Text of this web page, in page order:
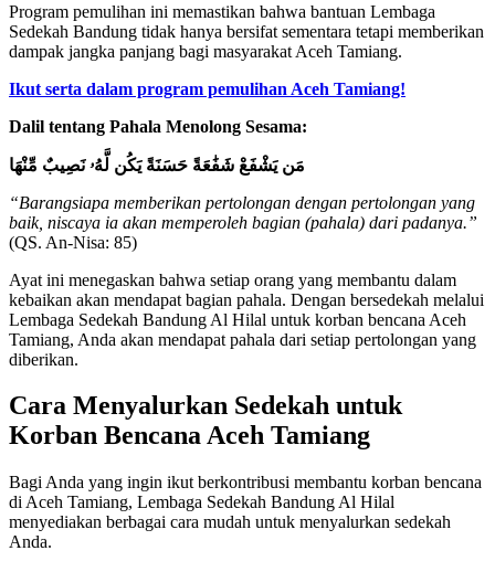
Program pemulihan ini memastikan bahwa bantuan Lembaga
Sedekah Bandung tidak hanya bersifat sementara tetapi memberikan
dampak jangka panjang bagi masyarakat Aceh Tamiang.
Ikut serta dalam program pemulihan Aceh Tamiang!
Dalil tentang Pahala Menolong Sesama:
مَن يَشْفَعْ شَفَٰعَةً حَسَنَةً يَكُن لَّهُۥ نَصِيبٌ مِّنْهَا
“Barangsiapa memberikan pertolongan dengan pertolongan yang
baik, niscaya ia akan memperoleh bagian (pahala) dari padanya.”
(QS. An-Nisa: 85)
Ayat ini menegaskan bahwa setiap orang yang membantu dalam
kebaikan akan mendapat bagian pahala. Dengan bersedekah melalui
Lembaga Sedekah Bandung Al Hilal untuk korban bencana Aceh
Tamiang, Anda akan mendapat pahala dari setiap pertolongan yang
diberikan.
Cara Menyalurkan Sedekah untuk
Korban Bencana Aceh Tamiang
Bagi Anda yang ingin ikut berkontribusi membantu korban bencana
di Aceh Tamiang, Lembaga Sedekah Bandung Al Hilal
menyediakan berbagai cara mudah untuk menyalurkan sedekah
Anda.